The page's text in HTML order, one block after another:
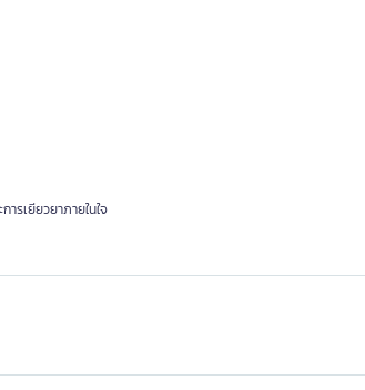
รเยียวยาภายในใจ